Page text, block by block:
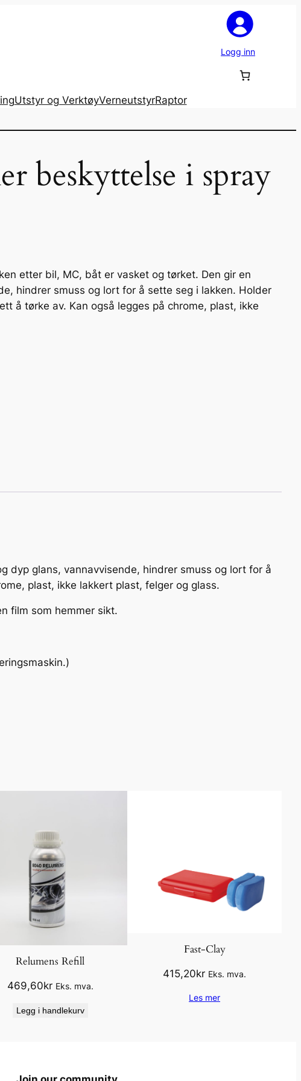
Logg inn
Utstyr og VerktøyVerneutstyrRaptor
beskyttelse i spray
etter bil, MC, båt er vasket og tørket. Den gir en
hindrer smuss og lort for å sette seg i lakken. Holder
å tørke av. Kan også legges på chrome, plast, ikke
dyp glans, vannavvisende, hindrer smuss og lort for å
plast, ikke lakkert plast, felger og glass.
film som hemmer sikt.
Relumens Refill
469,60kr Eks. mva.
Legg i handlekurv
Fast-Clay
415,20kr Eks. mva.
Les mer